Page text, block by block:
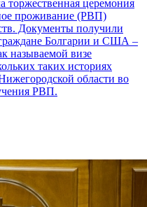
церемония
проживание (РВП)
Документы получили
Болгарии и США –
называемой визе
таких историях
области во
РВП.